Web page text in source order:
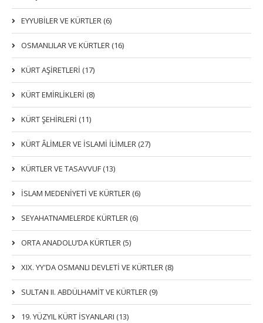
EYYUBİLER VE KÜRTLER (6)
OSMANLILAR VE KÜRTLER (16)
KÜRT AŞİRETLERİ (17)
KÜRT EMİRLİKLERİ (8)
KÜRT ŞEHİRLERİ (11)
KÜRT ÂLİMLER VE İSLAMİ İLİMLER (27)
KÜRTLER VE TASAVVUF (13)
İSLAM MEDENİYETİ VE KÜRTLER (6)
SEYAHATNAMELERDE KÜRTLER (6)
ORTA ANADOLU’DA KÜRTLER (5)
XIX. YY'DA OSMANLI DEVLETI VE KÜRTLER (8)
SULTAN II. ABDÜLHAMİT VE KÜRTLER (9)
19. YÜZYIL KÜRT İSYANLARI (13)